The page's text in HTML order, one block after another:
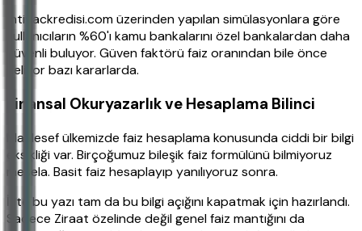
İhtiyackredisi.com üzerinden yapılan simülasyonlara göre
kullanıcıların %60'ı kamu bankalarını özel bankalardan daha
güvenli buluyor. Güven faktörü faiz oranından bile önce
geliyor bazı kararlarda.
Finansal Okuryazarlık ve Hesaplama Bilinci
Maalesef ülkemizde faiz hesaplama konusunda ciddi bir bilgi
eksikliği var. Birçoğumuz bileşik faiz formülünü bilmiyoruz
mesela. Basit faiz hesaplayıp yanılıyoruz sonra.
İşte bu yazı tam da bu bilgi açığını kapatmak için hazırlandı.
Sadece Ziraat özelinde değil genel faiz mantığını da